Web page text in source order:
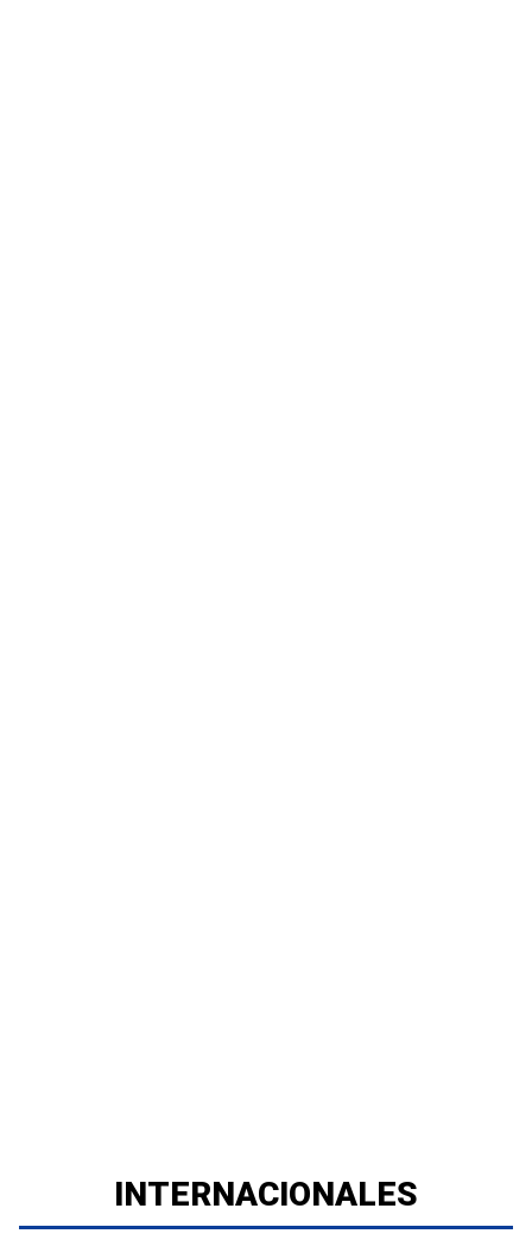
INTERNACIONALES